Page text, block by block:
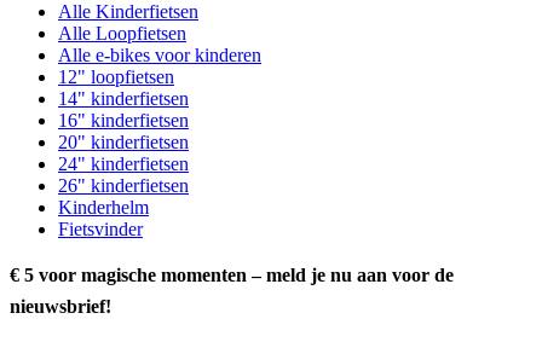
Alle Kinderfietsen
Alle Loopfietsen
Alle e-bikes voor kinderen
12" loopfietsen
14" kinderfietsen
16" kinderfietsen
20" kinderfietsen
24" kinderfietsen
26" kinderfietsen
Kinderhelm
Fietsvinder
€ 5 voor magische momenten – meld je nu aan voor de
nieuwsbrief!